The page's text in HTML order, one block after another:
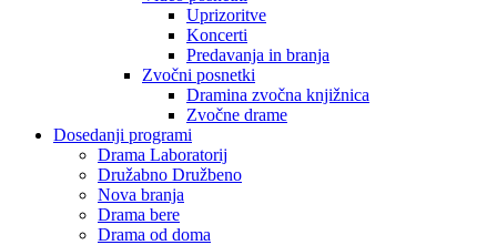
Uprizoritve
Koncerti
Predavanja in branja
Zvočni posnetki
Dramina zvočna knjižnica
Zvočne drame
Dosedanji programi
Drama Laboratorij
Družabno Družbeno
Nova branja
Drama bere
Drama od doma